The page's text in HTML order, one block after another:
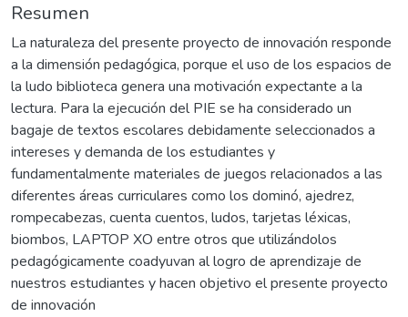
Resumen
La naturaleza del presente proyecto de innovación responde
a la dimensión pedagógica, porque el uso de los espacios de
la ludo biblioteca genera una motivación expectante a la
lectura. Para la ejecución del PIE se ha considerado un
bagaje de textos escolares debidamente seleccionados a
intereses y demanda de los estudiantes y
fundamentalmente materiales de juegos relacionados a las
diferentes áreas curriculares como los dominó, ajedrez,
rompecabezas, cuenta cuentos, ludos, tarjetas léxicas,
biombos, LAPTOP XO entre otros que utilizándolos
pedagógicamente coadyuvan al logro de aprendizaje de
nuestros estudiantes y hacen objetivo el presente proyecto
de innovación